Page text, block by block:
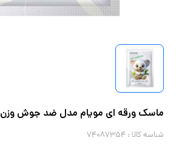
ماسک ورقه ای مویام مدل ضد جوش وزن 25 گرم
شناسه کالا : ۷۴۰۸۷۳۵۴